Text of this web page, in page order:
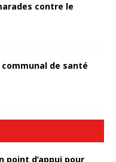
contre le
de santé
point d’appui pour